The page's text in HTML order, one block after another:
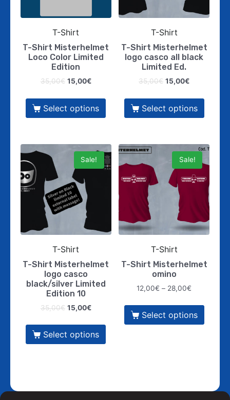
T-Shirt
T-Shirt Misterhelmet
Loco Color Limited
Edition
35,00€ 15,00€
Select options
T-Shirt
T-Shirt Misterhelmet
logo casco all black
Limited Ed.
35,00€ 15,00€
Select options
Sale!
T-Shirt
T-Shirt Misterhelmet
logo casco
black/silver Limited
Edition 10
35,00€ 15,00€
Select options
Sale!
T-Shirt
T-Shirt Misterhelmet
omino
12,00€ – 28,00€
Select options